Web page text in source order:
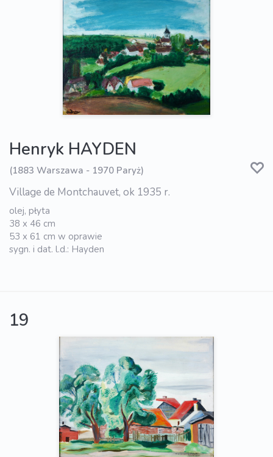
Henryk HAYDEN
(1883 Warszawa - 1970 Paryż)
Village de Montchauvet, ok 1935 r.
olej, płyta
38 x 46 cm
53 x 61 cm w oprawie
sygn. i dat. l.d.: Hayden
19